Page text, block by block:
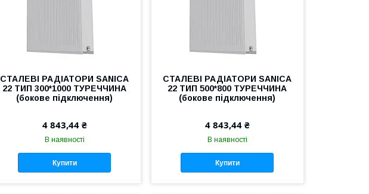
СТАЛЕВІ РАДІАТОРИ SANICA
22 ТИП 300*1000 ТУРЕЧЧИНА
(бокове підключення)
4 843,44 ₴
В наявності
Купити
СТАЛЕВІ РАДІАТОРИ SANICA
22 ТИП 500*800 ТУРЕЧЧИНА
(бокове підключення)
4 843,44 ₴
В наявності
Купити